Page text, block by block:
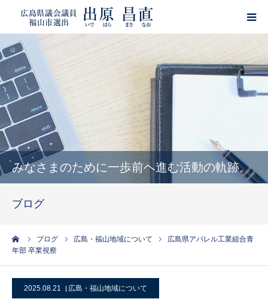
みなさまのために一歩前ヘ進む活動の軌跡。
ブログ
ブログ 広島・福山地域について
広島県アパレル工業組合青
年部 卒業視察
2025.08.21 広島・福山地域について
HOME
プロフィール
政策
活動報告
出原昌直・目安箱